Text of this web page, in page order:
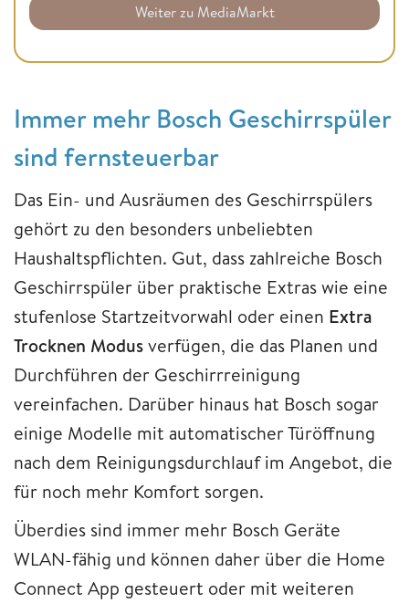
Weiter zu MediaMarkt
Immer mehr Bosch Geschirrspüler
sind fernsteuerbar
Das Ein- und Ausräumen des Geschirrspülers
gehört zu den besonders unbeliebten
Haushaltspflichten. Gut, dass zahlreiche Bosch
Geschirrspüler über praktische Extras wie eine
stufenlose Startzeitvorwahl oder einen Extra
Trocknen Modusverfügen, die das Planen und
Durchführen der Geschirrreinigung
vereinfachen. Darüber hinaus hat Bosch sogar
einige Modelle mit automatischer Türöffnung
nach dem Reinigungsdurchlauf im Angebot, die
für noch mehr Komfort sorgen.
Überdies sind immer mehr Bosch Geräte
WLAN-fähig und können daher über die Home
Connect App gesteuert oder mit weiteren